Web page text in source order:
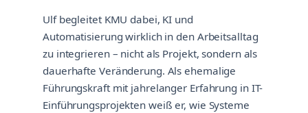
Ulf begleitet KMU dabei, KI und
Automatisierung wirklich in den Arbeitsalltag
zu integrieren – nicht als Projekt, sondern als
dauerhafte Veränderung. Als ehemalige
Führungskraft mit jahrelanger Erfahrung in IT-
Einführungsprojekten weiß er, wie Systeme